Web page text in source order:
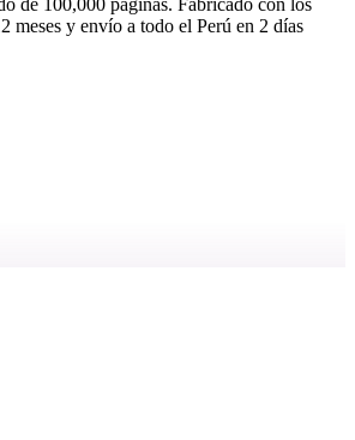
meses y envío a todo el Perú en 2 días